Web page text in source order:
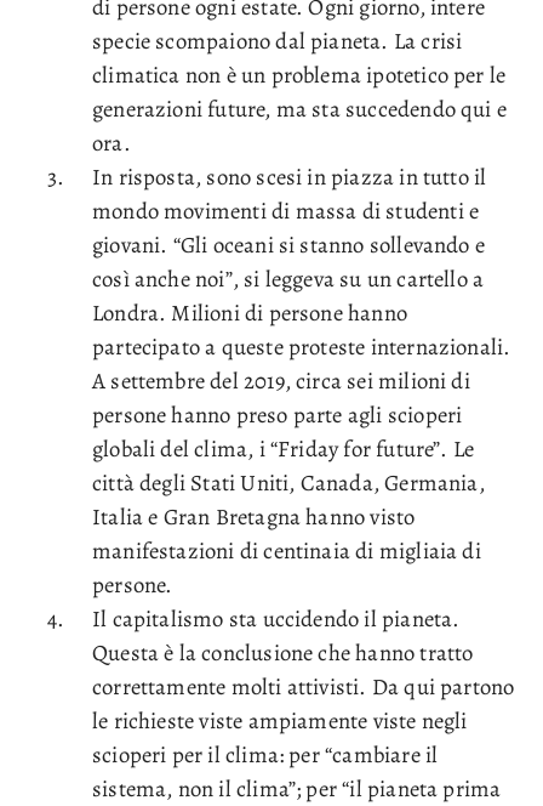
di persone ogni estate. Ogni giorno, intere
specie scompaiono dal pianeta. La crisi
climatica non è un problema ipotetico per le
generazioni future, ma sta succedendo qui e
ora.
In risposta, sono scesi in piazza in tutto il
mondo movimenti di massa di studenti e
giovani. “Gli oceani si stanno sollevando e
così anche noi”, si leggeva su un cartello a
Londra. Milioni di persone hanno
partecipato a queste proteste internazionali.
A settembre del 2019, circa sei milioni di
persone hanno preso parte agli scioperi
globali del clima, i “Friday for future”. Le
città degli Stati Uniti, Canada, Germania,
Italia e Gran Bretagna hanno visto
manifestazioni di centinaia di migliaia di
persone.
Il capitalismo sta uccidendo il pianeta.
Questa è la conclusione che hanno tratto
correttamente molti attivisti. Da qui partono
le richieste viste ampiamente viste negli
scioperi per il clima: per “cambiare il
sistema, non il clima”; per “il pianeta prima